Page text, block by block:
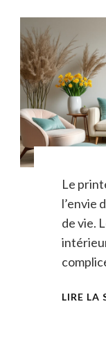
Le
l’envie
de vie.
LIRE LA